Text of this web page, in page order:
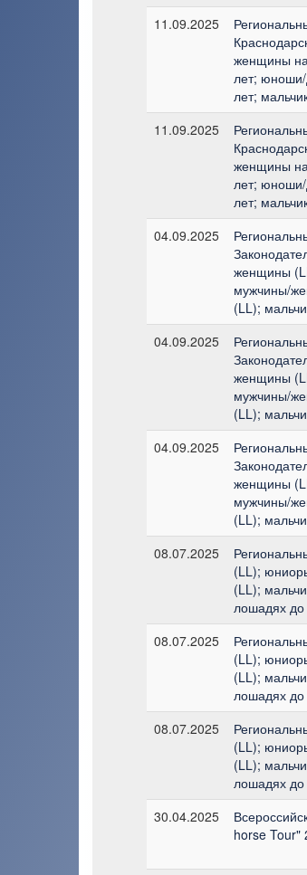
11.09.2025
женщины
лет; юноши/
лет;
11.09.2025
женщины
лет; юноши/
лет;
04.09.2025
женщины
мужчины/
(LL);
04.09.2025
женщины
мужчины/
(LL);
04.09.2025
женщины
мужчины/
(LL);
08.07.2025
(LL);
(LL);
лошадях до
08.07.2025
(LL);
(LL);
лошадях до
08.07.2025
(LL);
(LL);
лошадях до
30.04.2025
horse